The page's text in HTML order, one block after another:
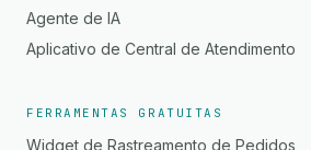
Agente de IA
Aplicativo de Central de Atendimento
FERRAMENTAS GRATUITAS
Widget de Rastreamento de Pedidos